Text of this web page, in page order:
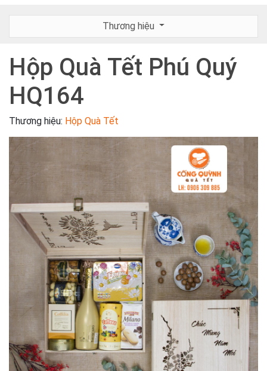
Thương hiệu
Hộp Quà Tết Phú Quý
HQ164
Thương hiệu: Hộp Quà Tết